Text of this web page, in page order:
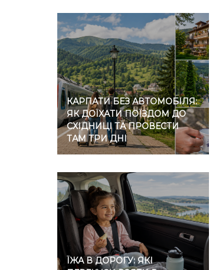
КАРПАТИ БЕЗ АВТОМОБІЛЯ:
ЯК ДОЇХАТИ ПОЇЗДОМ ДО
СХІДНИЦІ ТА ПРОВЕСТИ
ТАМ ТРИ ДНІ
ЇЖА В ДОРОГУ: ЯКІ